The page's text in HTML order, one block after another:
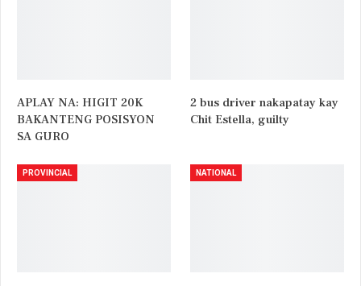
APLAY NA: HIGIT 20K
BAKANTENG POSISYON
SA GURO
2 bus driver nakapatay kay
Chit Estella, guilty
PROVINCIAL NATIONAL